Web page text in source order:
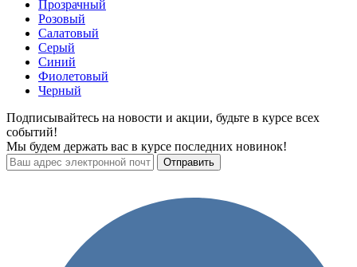
Прозрачный
Розовый
Салатовый
Серый
Синий
Фиолетовый
Черный
Подписывайтесь на новости и акции, будьте в курсе всех
событий!
Мы будем держать вас в курсе последних новинок!